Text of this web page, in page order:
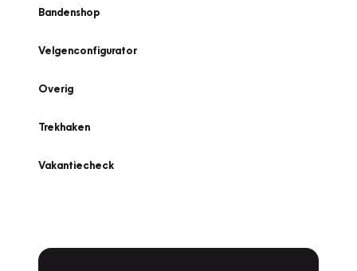
Bandenshop
Velgenconfigurator
Overig
Trekhaken
Vakantiecheck